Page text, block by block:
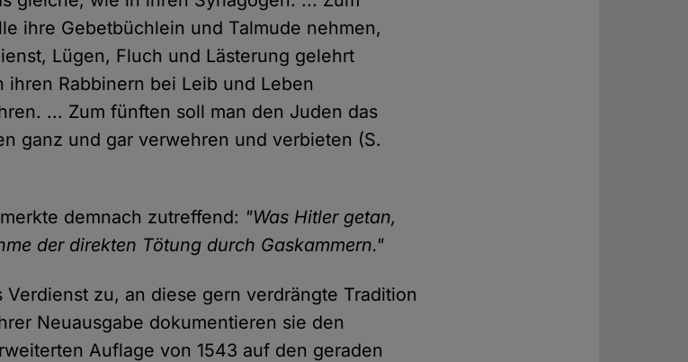
ihre Gebetbüchlein und Talmude nehmen,
Lügen, Fluch und Lästerung gelehrt
ihren Rabbinern bei Leib und Leben
... Zum fünften soll man den Juden das
ganz und gar verwehren und verbieten (S.
demnach zutreffend: "Was Hitler getan,
der direkten Tötung durch Gaskammern."
zu, an diese gern verdrängte Tradition
Neuausgabe dokumentieren sie den
Auflage von 1543 auf den geraden